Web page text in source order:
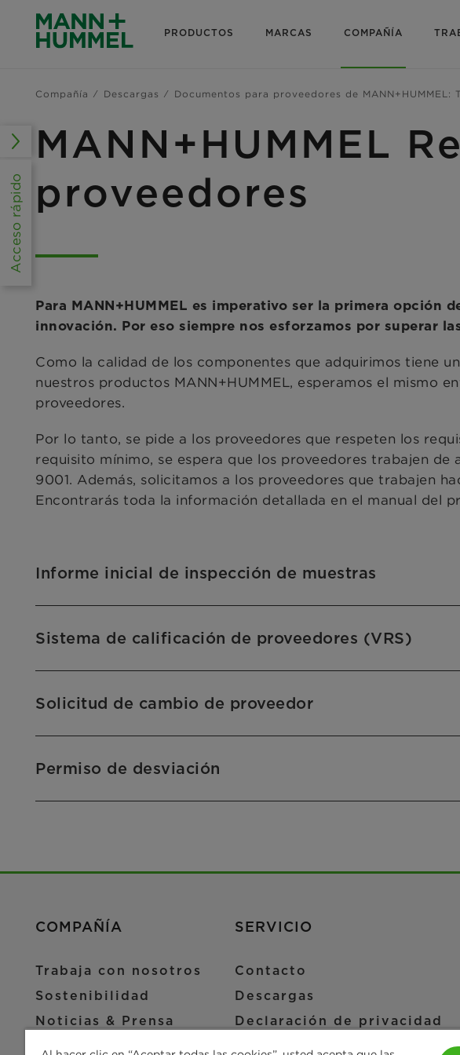
PRODUCTOS MARCAS COMPAÑÍA
Compañía Descargas Documentos para proveedores de MANN+HUMMEL:
MANN+HUMMEL
proveedores
Para MANN+HUMMEL es imperativo ser la primera opción
innovación. Por eso siempre nos esforzamos por superar
Como la calidad de los componentes que adquirimos tiene
nuestros productos MANN+HUMMEL, esperamos el mismo
proveedores.
Por lo tanto, se pide a los proveedores que respeten los
requisito mínimo, se espera que los proveedores trabajen
9001. Además, solicitamos a los proveedores que trabajen
Encontrarás toda la información detallada en el manual del
Informe inicial de inspección de muestras
Sistema de calificación de proveedores (VRS)
Solicitud de cambio de proveedor
Permiso de desviación
Acceso rápido
COMPAÑÍA
Trabaja con nosotros
Sostenibilidad
Noticias & Prensa
Localizaciones
SERVICIO
Contacto
Descargas
Declaración de privacidad
Configuración de cookies